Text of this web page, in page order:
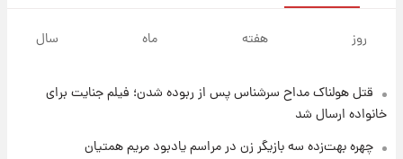
شوید+ فیلم
۸ ساعت پیش
روز هفته ماه سال
قتل هولناک مداح سرشناس پس از ربوده شدن؛ فیلم جنایت برای
خانواده ارسال شد
چهره بهت‌زده سه بازیگر زن در مراسم یادبود مریم همتیان